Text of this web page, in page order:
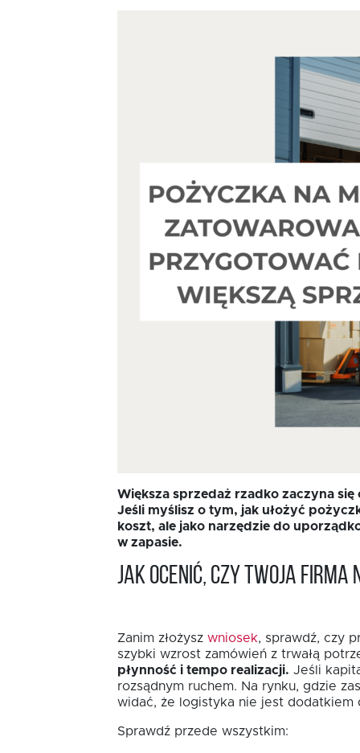
Większa sprzedaż rzadko zaczyna
Jeśli myślisz o tym, jak ułożyć
koszt, ale jako narzędzie do
w zapasie.
Jak ocenić, czy Twoja
Zanim złożysz wniosek, sprawdź, czy
szybki wzrost zamówień z trwałą
płynność i tempo realizacji. Jeśli
rozsądnym ruchem. Na rynku, gdzie
widać, że logistyka nie jest dodatkiem
Sprawdź przede wszystkim: